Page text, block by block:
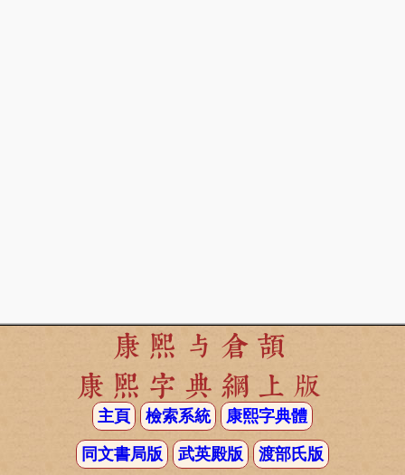
康熙与倉頡
康熙字典網上版
主頁 檢索系統 康熙字典體
同文書局版 武英殿版 渡部氏版